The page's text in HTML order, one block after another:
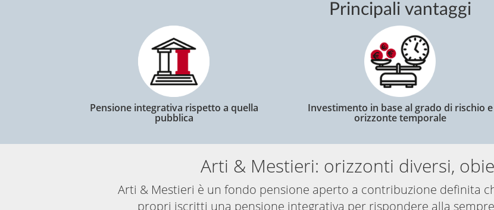
Principali vantaggi
Pensione integrativa rispetto a quella
pubblica
Investimento in base al grado di rischio e
orizzonte temporale
Arti & Mestieri: orizzonti diversi,
Arti & Mestieri è un fondo pensione aperto a contribuzione definita
propri iscritti una pensione integrativa per rispondere alla